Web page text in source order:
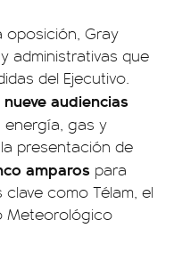
oposición, Gray
administrativas que
del Ejecutivo.
nueve audiencias
gas y
presentación de
amparos para
como Télam, el
Meteorológico